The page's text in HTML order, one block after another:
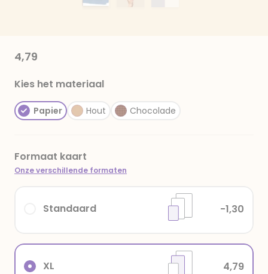
4,79
Kies het materiaal
Papier Hout Chocolade
Formaat kaart
Onze verschillende formaten
XL 4,79
Standaard -1,30